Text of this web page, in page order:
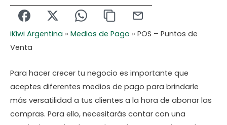
iKiwi Argentina » Medios de Pago » POS – Puntos de
Venta
Para hacer crecer tu negocio es importante que
aceptes diferentes medios de pago para brindarle
más versatilidad a tus clientes a la hora de abonar las
compras. Para ello, necesitarás contar con una